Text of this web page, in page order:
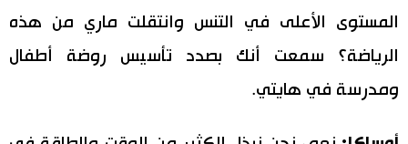
المستوى الأعلى في التنس وانتقلت ماري من هذه
الرياضة؟ سمعت أنك بصدد تأسيس روضة أطفال
ومدرسة في هايتي.